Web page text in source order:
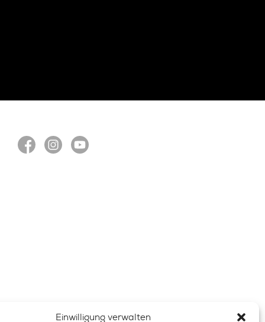
Einwilligung verwalten